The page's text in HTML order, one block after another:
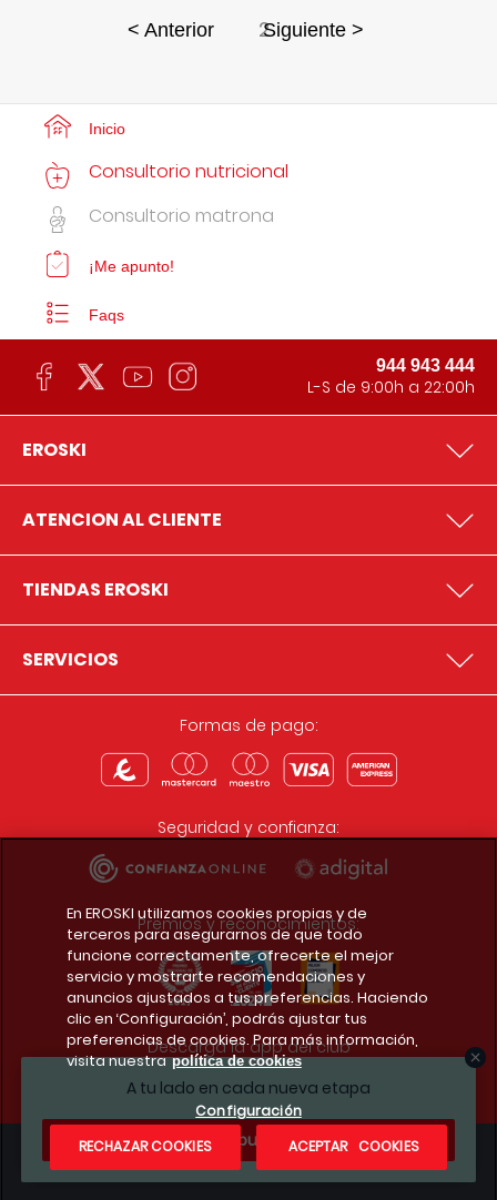
< Anterior 2Siguiente >
A tu lado en cada nueva etapa
¿Te apuntas?
Inicio
Consultorio nutricional
Consultorio matrona
¡Me apunto!
Faqs
944 943 444
L-S de 9:00h a 22:00h
EROSKI
ATENCION AL CLIENTE
TIENDAS EROSKI
SERVICIOS
Formas de pago:
Seguridad y confianza:
Premios y reconocimientos:
Descarga la app del club
Condiciones legales
En EROSKI utilizamos cookies propias y de
terceros para asegurarnos de que todo
funcione correctamente, ofrecerte el mejor
servicio y mostrarte recomendaciones y
anuncios ajustados a tus preferencias. Haciendo
clic en ‘Configuración’, podrás ajustar tus
preferencias de cookies. Para más información,
visita nuestra política de cookies
Configuración
RECHAZAR COOKIES
ACEPTAR COOKIES